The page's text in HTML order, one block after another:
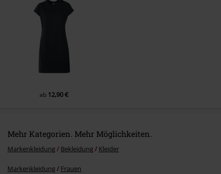
Kommentar jetzt abschicken!
ab 12,90 €
Mehr Kategorien. Mehr Möglichkeiten.
Markenkleidung Bekleidung Kleider
Markenkleidung Frauen